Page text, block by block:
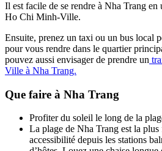
Il est facile de se rendre à Nha Trang en
Ho Chi Minh-Ville.
Ensuite, prenez un taxi ou un bus local
pour vous rendre dans le quartier
pouvez aussi envisager de prendre un
Ville à Nha Trang.
Que faire à Nha Trang
Profiter du soleil le long de la
La plage de Nha Trang est la plus
accessibilité depuis les stations